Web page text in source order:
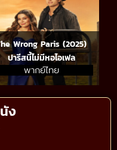
ง
Wrong Paris (2025)
ปารีสนี้ไม่มีหอไอเฟล
พากย์ไทย